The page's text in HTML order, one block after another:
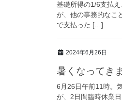
基礎所得の1/6支払
が、他の事務的なこ
で支払った […]
2024年6月26日
暑くなってき
6月26日午前11時。
が、2日間臨時休業